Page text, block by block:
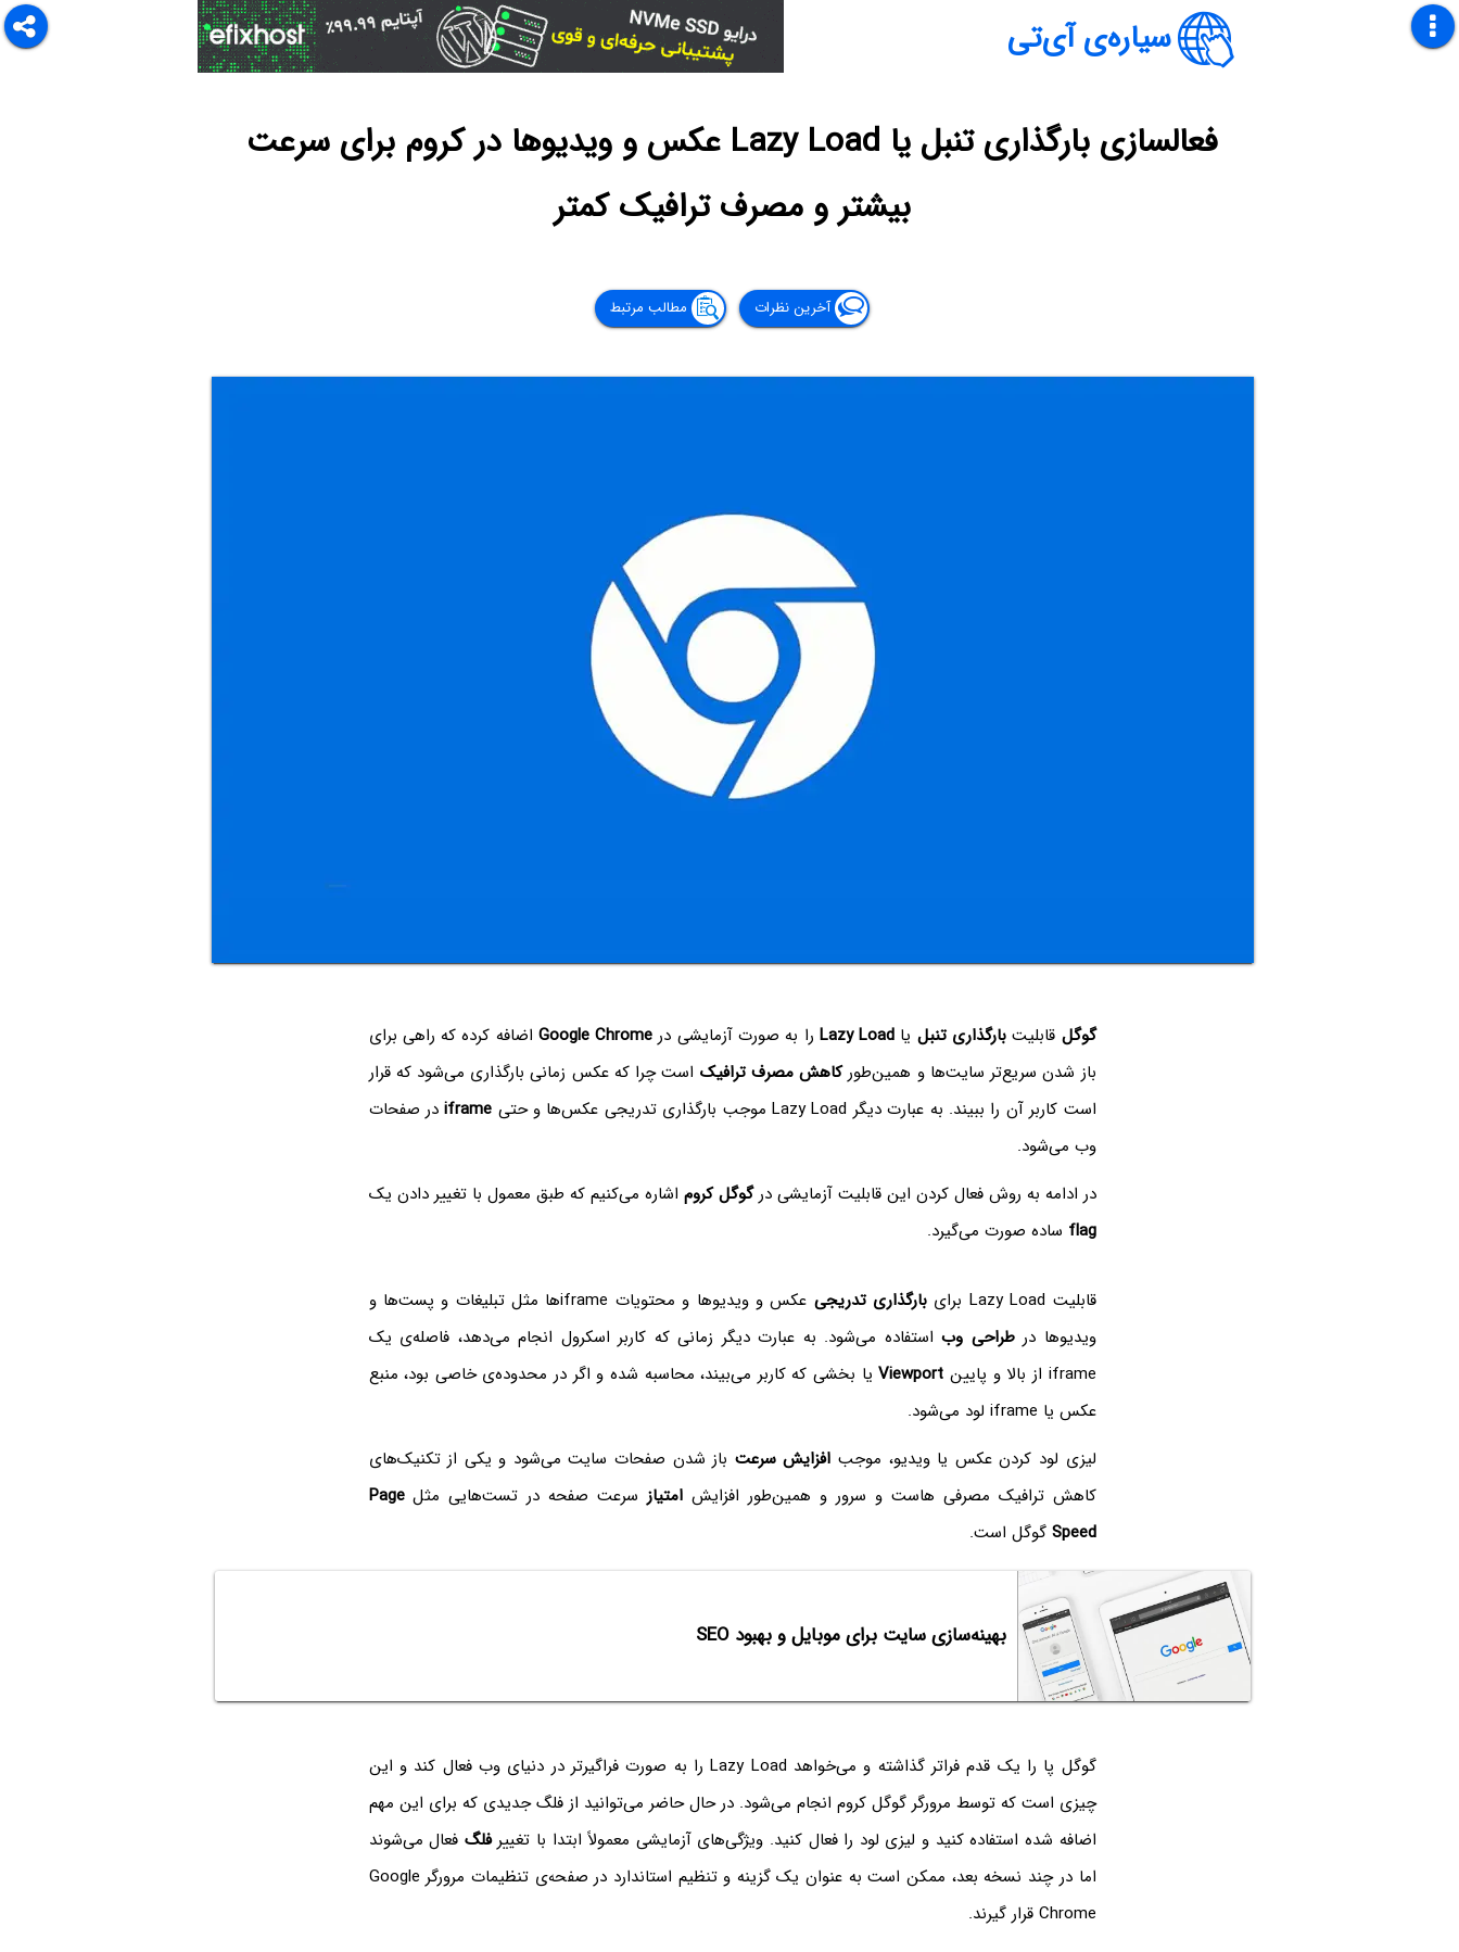
سیاره‌ی آی‌تی
فعالسازی بارگذاری تنبل یا Lazy Load عکس و ویدیوها در کروم برای سرعت
بیشتر و مصرف ترافیک کمتر
آخرین نظرات مطالب مرتبط
گوگل قابلیتبارگذاری تنبل یا Lazy Load را به صورت آزمایشی در Google Chrome اضافه کرده که راهی برای
باز شدن سریع‌تر سایت‌ها و همین‌طورکاهش مصرف ترافیک است چرا که عکس زمانی بارگذاری می‌شود که قرار
است کاربر آن را ببیند. به عبارت دیگر Lazy Load موجب بارگذاری تدریجی عکس‌ها و حتی
iframeدر صفحات
وب می‌شود.
در ادامه به روش فعال کردن این قابلیت آزمایشی درگوگل کروم اشاره می‌کنیم که طبق معمول با تغییر دادن یک
flag ساده صورت می‌گیرد.
قابلیت Lazy Load برای بارگذاری تدریجی
عکس و ویدیوها و محتویات iframeها مثل تبلیغات و پست‌ها و
ویدیوها درطراحی وب استفاده می‌شود. به عبارت دیگر زمانی که کاربر اسکرول انجام می‌دهد، فاصله‌ی یک
iframe از بالا و پایین
Viewportیا بخشی که کاربر می‌بیند، محاسبه شده و اگر در محدوده‌ی خاصی بود، منبع
عکس یا iframe لود می‌شود.
لیزی لود کردن عکس یا ویدیو، موجب افزایش سرعت باز شدن صفحات سایت می‌شود و یکی از تکنیک‌های
کاهش ترافیک مصرفی هاست و سرور و همین‌طور افزایش امتیازسرعت صفحه در تست‌هایی مثلPage
Speed گوگل است.
بهینه‌سازی سایت برای موبایل و بهبود SEO
گوگل پا را یک قدم فراتر گذاشته و می‌خواهد Lazy Load را به صورت فراگیرتر در دنیای وب فعال کند و این
چیزی است که توسط مرورگر گوگل کروم انجام می‌شود. در حال حاضر می‌توانید از فلگ جدیدی که برای این مهم
اضافه شده استفاده کنید و لیزی لود را فعال کنید. ویژگی‌های آزمایشی معمولاً ابتدا با تغییرفلگ فعال می‌شوند
اما در چند نسخه بعد، ممکن است به عنوان یک گزینه و تنظیم استاندارد در صفحه‌ی تنظیمات مرورگر Google
Chrome‌ قرار گیرند.